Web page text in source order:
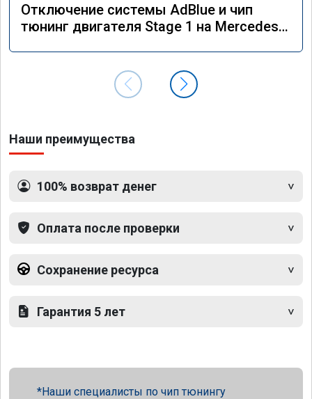
Отключение системы AdBlue и чип
тюнинг двигателя Stage 1 на Mercedes
Наши преимущества
100% возврат денег
Оплата после проверки
Сохранение ресурса
Гарантия 5 лет
Наши специалисты по чип тюнингу